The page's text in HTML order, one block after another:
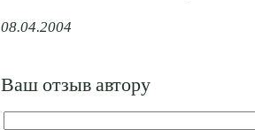
08.04.2004
Ваш отзыв автору